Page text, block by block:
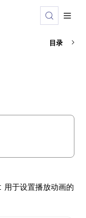
index is
目录
用于设置播放动画的